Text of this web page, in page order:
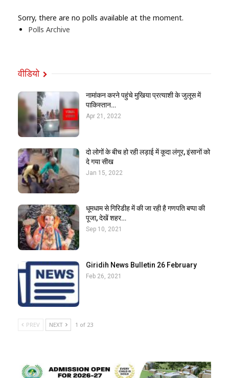
Sorry, there are no polls available at the moment.
Polls Archive
वीडियो
नामांकन करने पहुंचे मुखिया प्रत्याशी के जुलूस में
पाकिस्तान…
Apr 21, 2022
दो लोगों के बीच हो रही लड़ाई में कूदा लंगूर, इंसानों को
दे गया सीख
Jan 15, 2022
धूमधाम से गिरिडीह में की जा रही है गणपति बप्पा की
पूजा, देखें शहर…
Sep 10, 2021
Giridih News Bulletin 26 February
Feb 26, 2021
PREV NEXT 1 of 23